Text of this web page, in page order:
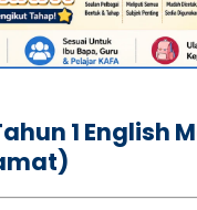
1 English